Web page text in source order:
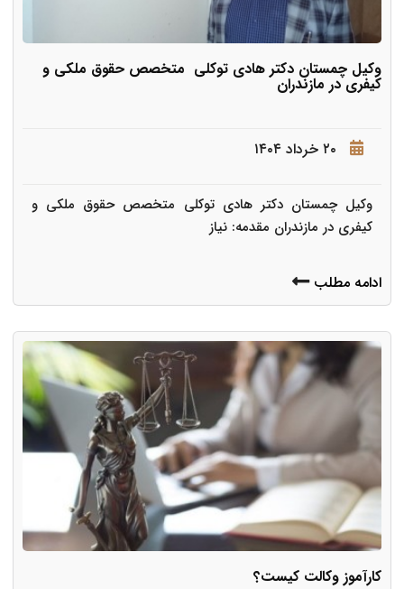
وکیل چمستان دکتر هادی توکلی متخصص حقوق ملکی و
کیفری در مازندران
۲۰ خرداد ۱۴۰۴
وکیل چمستان دکتر هادی توکلی متخصص حقوق ملکی و
کیفری در مازندران مقدمه: نیاز
ادامه مطلب
کارآموز وکالت کیست؟